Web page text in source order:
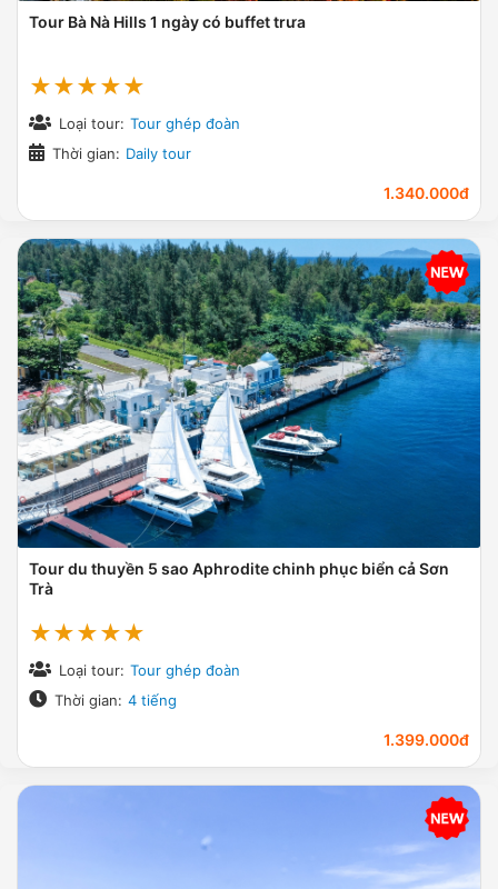
Tour Bà Nà Hills 1 ngày có buffet trưa
★★★★★
Loại tour: Tour ghép đoàn
Thời gian: Daily tour
1.340.000đ
Tour du thuyền 5 sao Aphrodite chinh phục biển cả Sơn
Trà
★★★★★
Loại tour: Tour ghép đoàn
Thời gian: 4 tiếng
1.399.000đ